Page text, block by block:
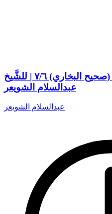
شرح (كتاب العلم) من (صحيح البخاري) ٧/٦ | للشَّيخ
عبدالسلام الشويعر
عبدالسلام الشويعر